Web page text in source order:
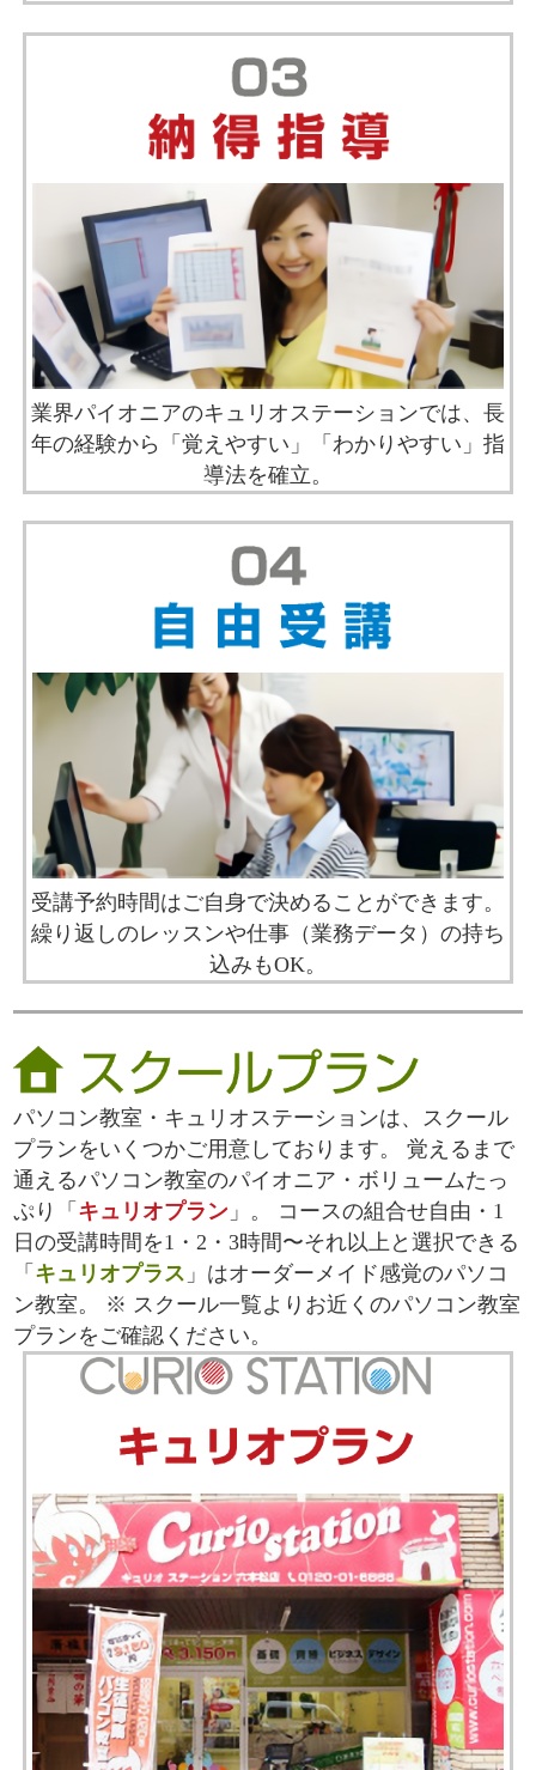
業界パイオニアのキュリオステーションでは、長
年の経験から「覚えやすい」「わかりやすい」指
導法を確立。
受講予約時間はご自身で決めることができます。
繰り返しのレッスンや仕事（業務データ）の持ち
込みもOK。
パソコン教室・キュリオステーションは、スクール
プランをいくつかご用意しております。 覚えるまで
通えるパソコン教室のパイオニア・ボリュームたっ
ぷり「 キュリオプラン 」。 コースの組合せ自由・1
日の受講時間を1・2・3時間〜それ以上と選択できる
「 キュリオプラス 」はオーダーメイド感覚のパソコ
ン教室。 ※ スクール一覧よりお近くのパソコン教室
プランをご確認ください。